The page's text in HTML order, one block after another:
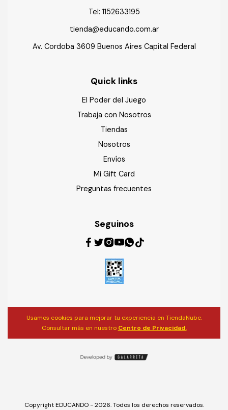
Tel: 1152633195
tienda@educando.com.ar
Av. Cordoba 3609 Buenos Aires Capital Federal
Quick links
El Poder del Juego
Trabaja con Nosotros
Tiendas
Nosotros
Envíos
Mi Gift Card
Preguntas frecuentes
Seguinos
Usamos cookies para mejorar tu experiencia en TiendaNube.
Consultar más en nuestro Centro de Privacidad.
Copyright EDUCANDO - 2026. Todos los derechos reservados.